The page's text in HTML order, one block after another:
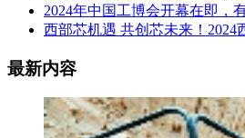
2024年中国工博会开幕在即，
西部芯机遇 共创芯未来！2024
最新内容